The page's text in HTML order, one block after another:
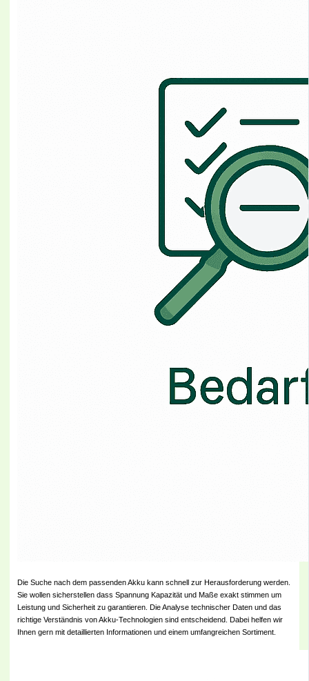
Die Suche nach dem passenden Akku kann schnell zur Herausforderung werden.
Sie wollen sicherstellen dass Spannung Kapazität und Maße exakt stimmen um
Leistung und Sicherheit zu garantieren. Die Analyse technischer Daten und das
richtige Verständnis von Akku-Technologien sind entscheidend. Dabei helfen wir
Ihnen gern mit detaillierten Informationen und einem umfangreichen Sortiment.